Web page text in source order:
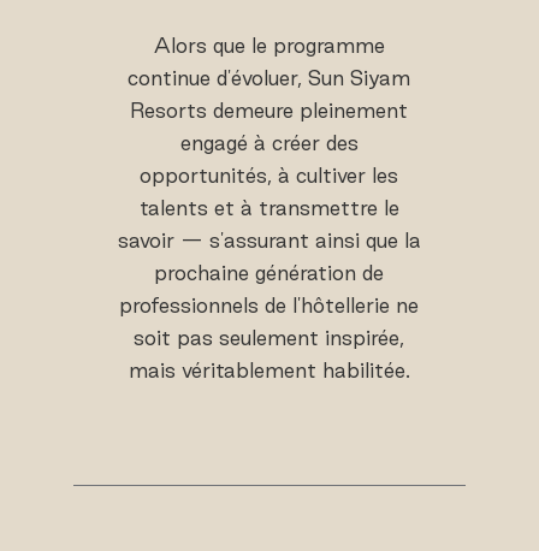
Alors que le programme
continue d'évoluer, Sun Siyam
Resorts demeure pleinement
engagé à créer des
opportunités, à cultiver les
talents et à transmettre le
savoir — s'assurant ainsi que la
prochaine génération de
professionnels de l'hôtellerie ne
soit pas seulement inspirée,
mais véritablement habilitée.